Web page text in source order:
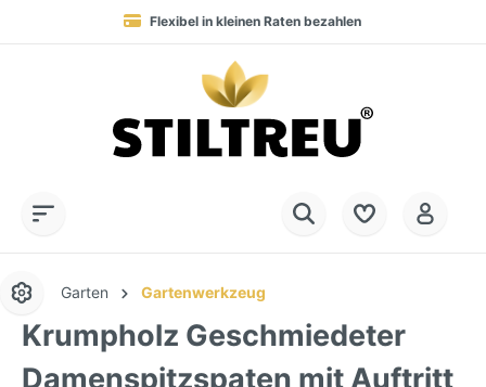
Flexibel in kleinen Raten bezahlen
Blitzversand in 1-3 Werktagen nach DE, AT & NL
+49 (0) 28 32 - 408 990 0
Dauerhaft hohe Warenverfügbarkeit
SSL-verschlüsselt online einkaufen
Garten Gartenwerkzeug
Krumpholz Geschmiedeter
Damenspitzspaten mit Auftritt